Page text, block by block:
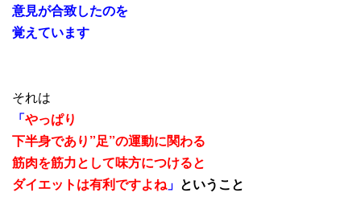
意見が合致したのを
覚えています
それは
「やっぱり
下半身であり”足”の運動に関わる
筋肉を筋力として味方につけると
ダイエットは有利ですよね」 ということ